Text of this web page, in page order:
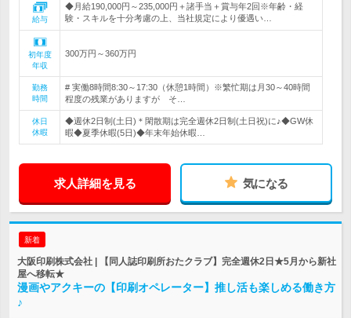
給与
◆月給190,000円～235,000円＋諸手当＋賞与年2回※年齢・経
験・スキルを十分考慮の上、当社規定により優遇い…
初年度
年収
300万円～360万円
勤務
時間
# 実働8時間8:30～17:30（休憩1時間）※繁忙期は月30～40時間
程度の残業がありますが そ…
休日
休暇
◆週休2日制(土日)＊閑散期は完全週休2日制(土日祝)に♪◆GW休
暇◆夏季休暇(5日)◆年末年始休暇…
求人詳細を見る 気になる
新着
大阪印刷株式会社 | 【同人誌印刷所おたクラブ】完全週休2日★5月から新社
屋へ移転★
漫画やアクキーの【印刷オペレーター】推し活も楽しめる働き方
♪